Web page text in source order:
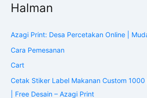
Halman
Azagi Print: Desa Percetakan Online |
Cara Pemesanan
Cart
Cetak Stiker Label Makanan Custom
| Free Desain – Azagi Print